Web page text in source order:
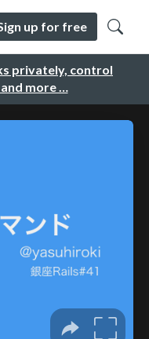
privately, control
more …
up for free